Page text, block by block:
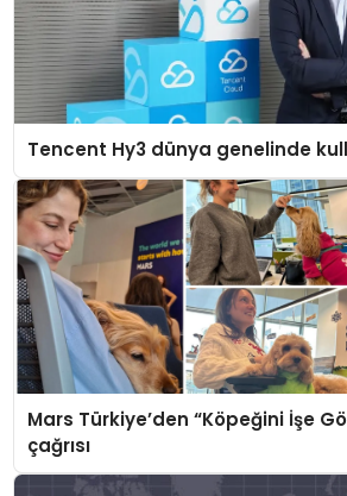
Tencent Hy3 dünya genelinde
Mars Türkiye’den “Köpeğini İşe
çağrısı